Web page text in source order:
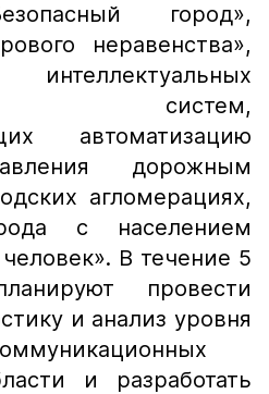
город»,
неравенства»,
систем,
автоматизацию
дорожным
агломерациях,
с населением
В течение 5
провести
и анализ уровня
и разработать